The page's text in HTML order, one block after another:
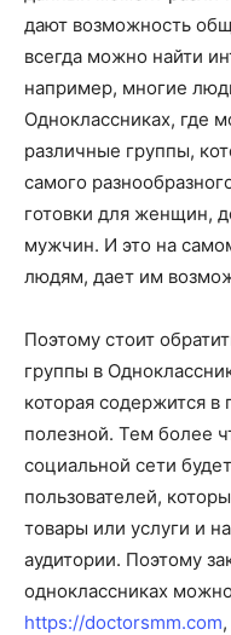
дают возможность
всегда можно найти
например, многие
Одноклассниках, где
различные группы,
самого
готовки для женщин,
мужчин. И это на
людям, дает им
Поэтому стоит
группы в
которая содержится в
полезной. Тем более
социальной сети
пользователей,
товары или услуги и
аудитории. Поэтому
одноклассниках
https://doctorsmm.com